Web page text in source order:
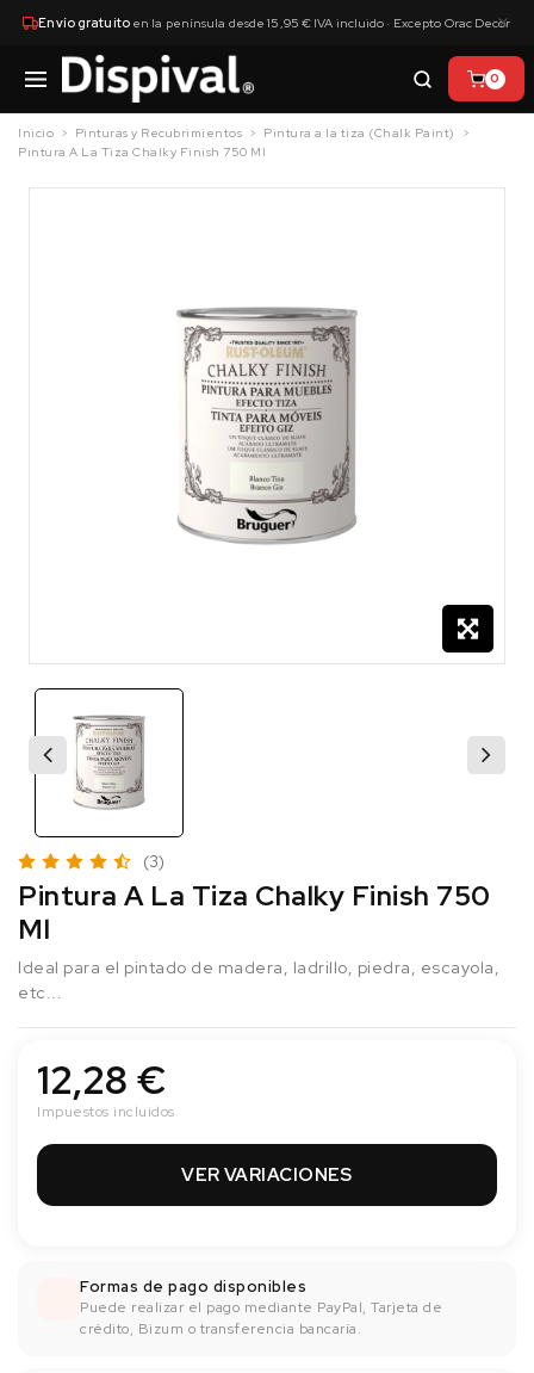
Envío gratuitoen la península desde 15,95 € IVA incluido · Excepto Orac Decor
×
0
Inicio Pinturas y Recubrimientos
Pintura a la tiza (Chalk Paint)
Pintura A La Tiza Chalky Finish 750 Ml
(3)
Pintura A La Tiza Chalky Finish 750
Ml
Ideal para el pintado de madera, ladrillo, piedra, escayola,
etc...
12,28 €
Impuestos incluidos
VER VARIACIONES
Formas de pago disponibles
Puede realizar el pago mediante PayPal, Tarjeta de
crédito, Bizum o transferencia bancaría.